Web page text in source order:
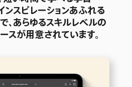
ンスピレーションあふれる
、あらゆるスキルレベルの
スが用意されています。